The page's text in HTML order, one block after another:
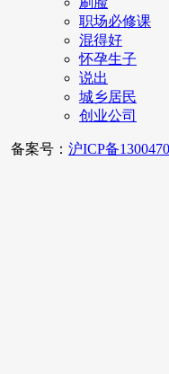
职场必修课
混得好
怀孕生子
说出
城乡居民
创业公司
备案号： 沪ICP备